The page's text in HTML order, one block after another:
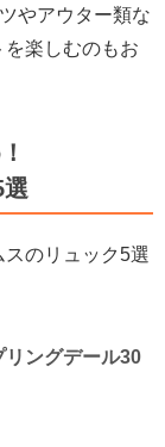
やアウター類な
楽しむのもお
のリュック5選
リングデール30